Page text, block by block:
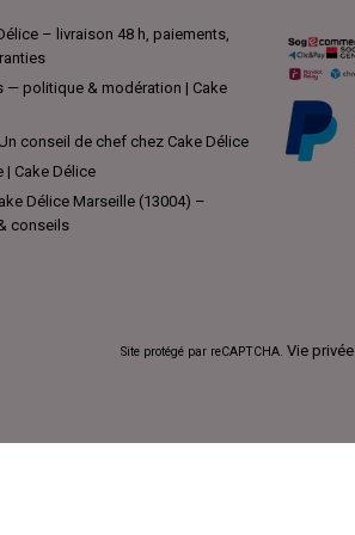
– livraison 48 h, paiements,
— politique & modération | Cake
conseil de chef chez Cake Délice
| Cake Délice
Délice Marseille (13004) –
conseils
Site protégé par reCAPTCHA. Vie privée